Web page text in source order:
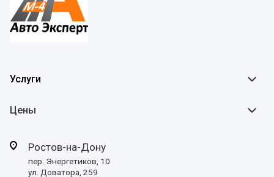
Услуги
Цены
Ростов-на-Дону
пер. Энергетиков, 10
ул. Доватора, 259